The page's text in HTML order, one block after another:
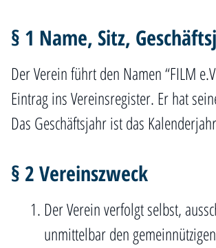
Mitglied werden
Kontakt
§ 1 Name, Sitz,
Der Verein führt den Namen “FILM
Eintrag ins Vereinsregister. Er hat
Das Geschäftsjahr ist das
§ 2 Vereinszweck
Der Verein verfolgt selbst,
unmittelbar den